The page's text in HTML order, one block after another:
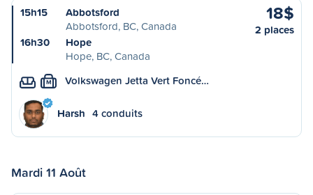
15h15
Abbotsford
Abbotsford, BC, Canada
16h30
Hope
Hope, BC, Canada
18$
2 places
M Volkswagen Jetta Vert Foncé…
Harsh 4 conduits
Mardi 11 Août